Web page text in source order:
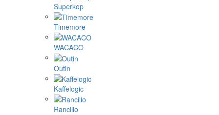
Superkop
Timemore
WACACO
Outin
Kaffelogic
Rancilio